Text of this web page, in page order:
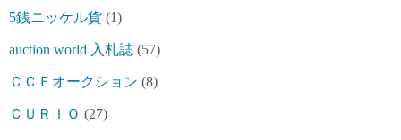
5銭ニッケル貨 (1)
auction world 入札誌 (57)
ＣＣＦオークション (8)
ＣＵＲＩＯ (27)